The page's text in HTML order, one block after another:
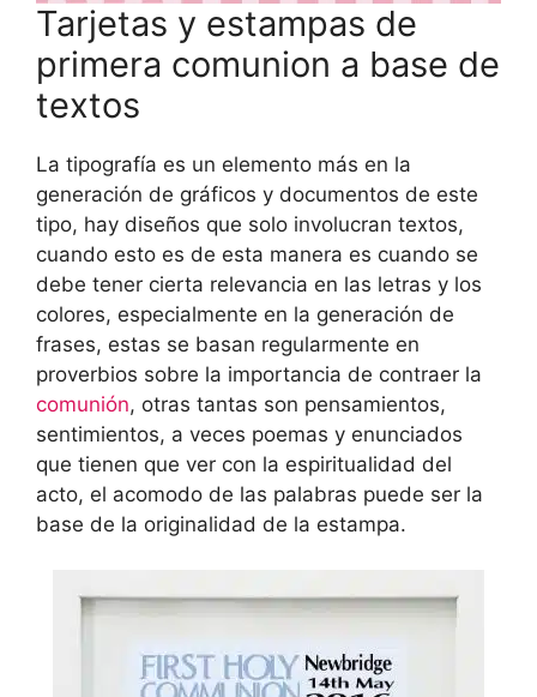
Tarjetas y estampas de
primera comunion a base de
textos
La tipografía es un elemento más en la
generación de gráficos y documentos de este
tipo, hay diseños que solo involucran textos,
cuando esto es de esta manera es cuando se
debe tener cierta relevancia en las letras y los
colores, especialmente en la generación de
frases, estas se basan regularmente en
proverbios sobre la importancia de contraer la
comunión, otras tantas son pensamientos,
sentimientos, a veces poemas y enunciados
que tienen que ver con la espiritualidad del
acto, el acomodo de las palabras puede ser la
base de la originalidad de la estampa.